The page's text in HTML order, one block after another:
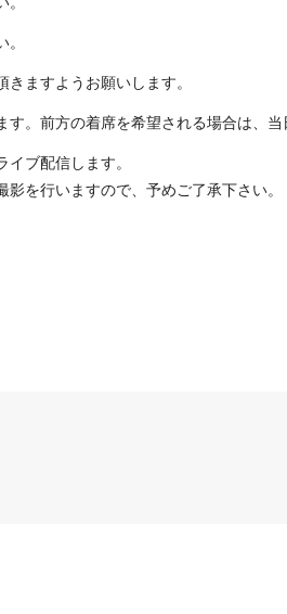
きますようお願いします。
す。前方の着席を希望される場合は、
ブ配信します。
いますので、予めご了承下さい。